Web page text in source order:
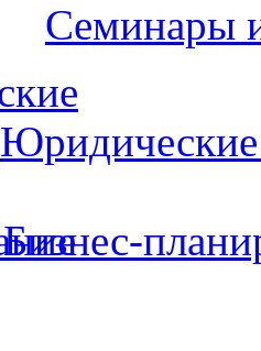
Семинары
Юридические
Бизнес-